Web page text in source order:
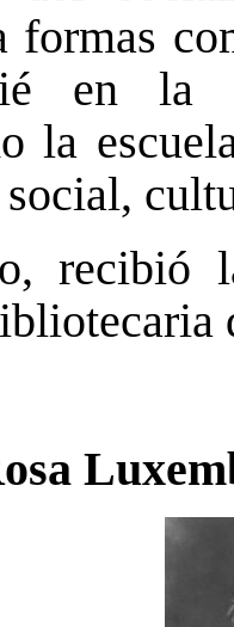
formas
en la
la
recibió